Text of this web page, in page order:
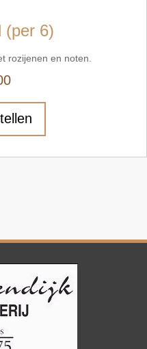
(per 6)
rozijenen en noten.